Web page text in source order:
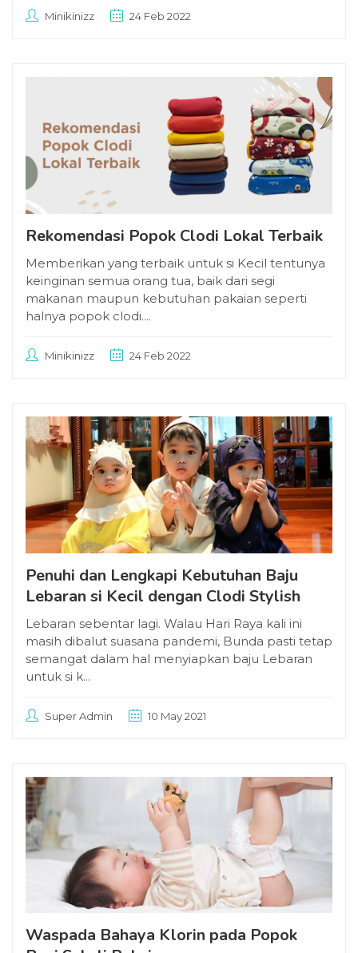
Minikinizz 24 Feb 2022
Rekomendasi Popok Clodi Lokal Terbaik
Memberikan yang terbaik untuk si Kecil tentunya
keinginan semua orang tua, baik dari segi
makanan maupun kebutuhan pakaian seperti
halnya popok clodi....
Minikinizz 24 Feb 2022
Penuhi dan Lengkapi Kebutuhan Baju
Lebaran si Kecil dengan Clodi Stylish
Lebaran sebentar lagi. Walau Hari Raya kali ini
masih dibalut suasana pandemi, Bunda pasti tetap
semangat dalam hal menyiapkan baju Lebaran
untuk si k...
Super Admin 10 May 2021
Waspada Bahaya Klorin pada Popok